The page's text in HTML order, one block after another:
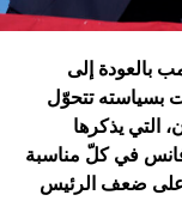
الأميركية وتعاطي
بالعودة إلى
بسياسته تتحوّل
التي يذكرها
في كلّ مناسبة
على ضعف الرئيس